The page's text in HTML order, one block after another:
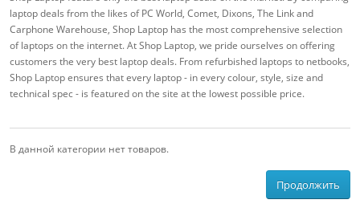
laptop deals from the likes of PC World, Comet, Dixons, The Link and
Carphone Warehouse, Shop Laptop has the most comprehensive selection
of laptops on the internet. At Shop Laptop, we pride ourselves on offering
customers the very best laptop deals. From refurbished laptops to netbooks,
Shop Laptop ensures that every laptop - in every colour, style, size and
technical spec - is featured on the site at the lowest possible price.
В данной категории нет товаров.
Продолжить